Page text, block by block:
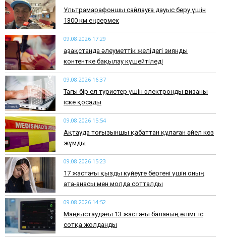
Ультрамарафоншы сайлауға дауыс беру үшін
1300 км еңсермек
09.08.2026 17:29
Қазақстанда әлеуметтік желідегі зиянды
контентке бақылау күшейтіледі
09.08.2026 16:37
Тағы бір ел туристер үшін электронды визаны
іске қосады
09.08.2026 15:54
Ақтауда тоғызыншы қабаттан құлаған әйел көз
жұмды
09.08.2026 15:23
17 жастағы қызды күйеуге бергені үшін оның
ата-анасы мен молда сотталды
09.08.2026 14:52
Маңғыстаудағы 13 жастағы баланың өлімі: іс
сотқа жолданды